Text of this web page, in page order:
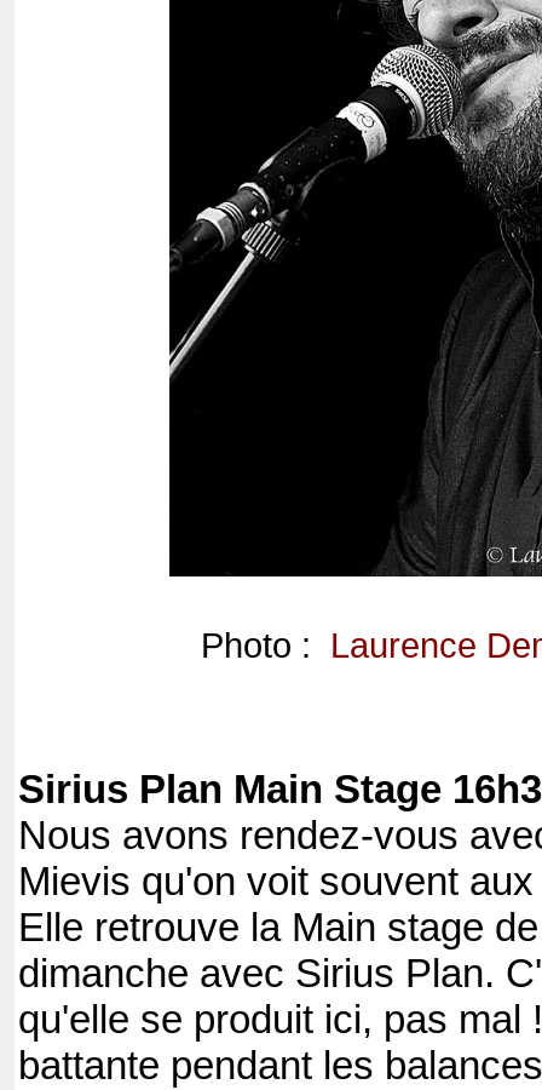
Photo : Laurence
Sirius Plan Main Stage
Nous avons rendez-vous
Mievis qu'on voit souvent
Elle retrouve la Main stage
dimanche avec Sirius Plan.
qu'elle se produit ici, pas mal
battante pendant les